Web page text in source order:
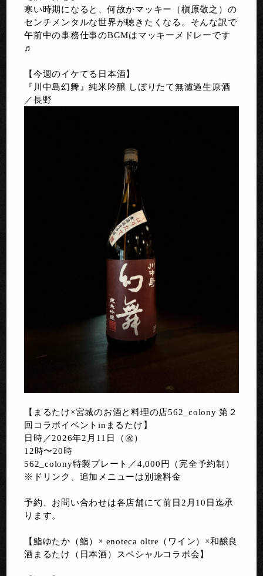
寒い時期になると、何故かマッキー（槇原敬之）の
センチメンタルな世界が聴きたくなる。そんな訳で
午前中の事務仕事のBGMはマッキーメドレーです
♬
【今週のイケてる日本酒】
『川中島幻舞』純米吟醸 しぼりたて無濾過生原酒
／長野
【まるたけ×宮城のお酒と料理の店562_colony 第２
回コラボイベントinまるたけ】
日時／2026年2月11日（㊗️）
12時〜20時
562_colony特製プレート／4,000円（完全予約制）
※ドリンク、追加メニューは別途料金
予約、お問い合わせは各店舗にて前日2月10日迄承
ります。
【鮨ゆたか（鮨）× enoteca oltre（ワイン）×和醸良
酒まるたけ（日本酒）スペシャルコラボ会】